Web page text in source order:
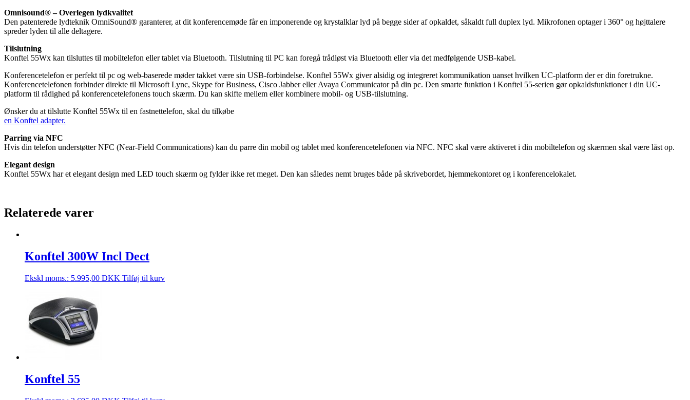
Omnisound® – Overlegen lydkvalitet
Den patenterede lydteknik OmniSound® garanterer, at dit konferencemøde får en imponerende og krystalklar lyd på begge sider af opkaldet, såkaldt full duplex lyd. Mikrofonen optager i 360° og højttalere
spreder lyden til alle deltagere.
Tilslutning
Konftel 55Wx kan tilsluttes til mobiltelefon eller tablet via Bluetooth. Tilslutning til PC kan foregå trådløst via Bluetooth eller via det medfølgende USB-kabel.
Konferencetelefon er perfekt til pc og web-baserede møder takket være sin USB-forbindelse. Konftel 55Wx giver alsidig og integreret kommunikation uanset hvilken UC-platform der er din foretrukne.
Konferencetelefonen forbinder direkte til Microsoft Lync, Skype for Business, Cisco Jabber eller Avaya Communicator på din pc. Den smarte funktion i Konftel 55-serien gør opkaldsfunktioner i din UC-
platform til rådighed på konferencetelefonens touch skærm. Du kan skifte mellem eller kombinere mobil- og USB-tilslutning.
Ønsker du at tilslutte Konftel 55Wx til en fastnettelefon, skal du tilkøbe
en Konftel adapter.
Parring via NFC
Hvis din telefon understøtter NFC (Near-Field Communications) kan du parre din mobil og tablet med konferencetelefonen via NFC. NFC skal være aktiveret i din mobiltelefon og skærmen skal være låst op.
Elegant design
Konftel 55Wx har et elegant design med LED touch skærm og fylder ikke ret meget. Den kan således nemt bruges både på skrivebordet, hjemmekontoret og i konferencelokalet.
Relaterede varer
Konftel 300W Incl Dect
Ekskl moms.: 5.995,00 DKK Tilføj til kurv
Konftel 55